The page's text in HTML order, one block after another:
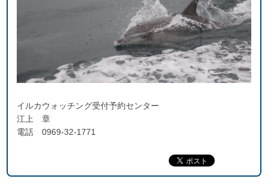
イルカウォッチング受付予約センター
江上 章
電話 0969-32-1771